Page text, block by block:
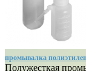
промывалка
Полужесткая